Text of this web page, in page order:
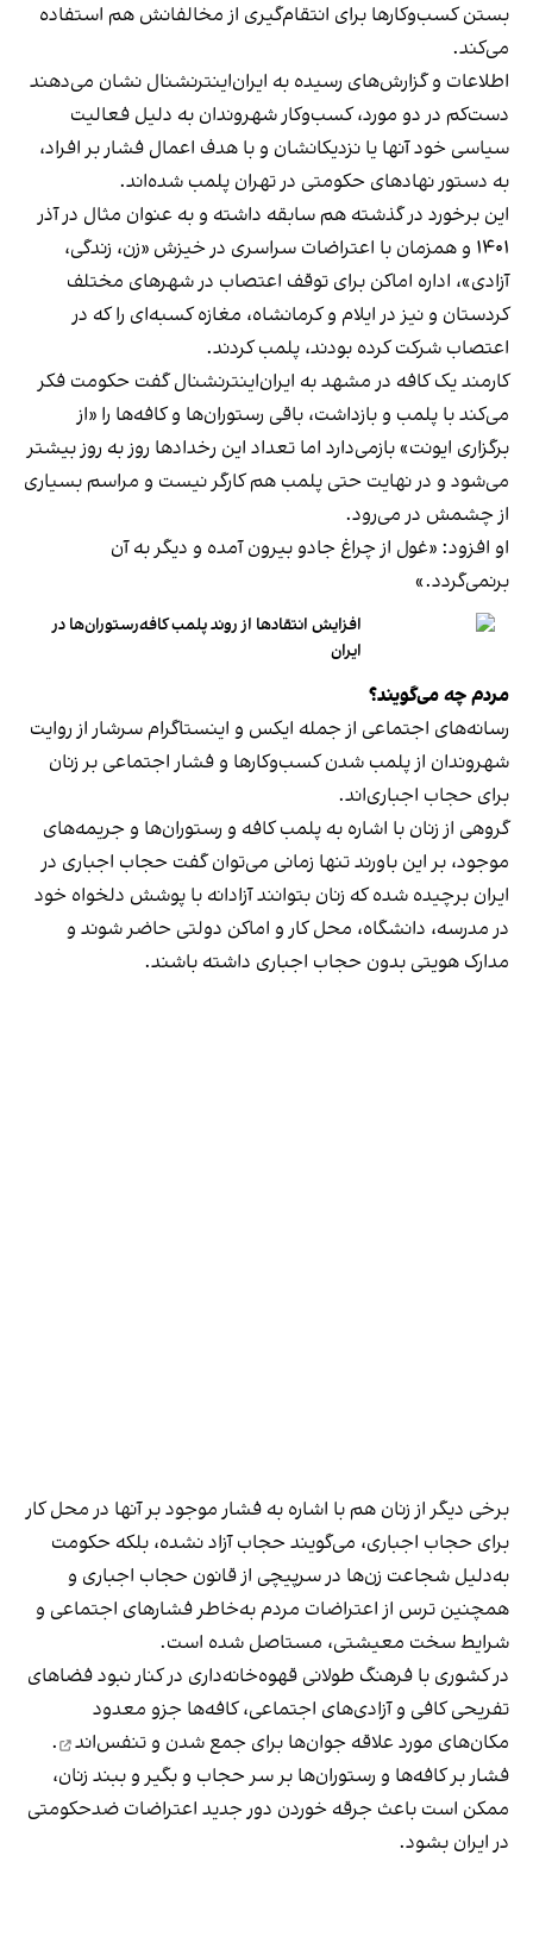
بستن کسب‌وکارها برای انتقام‌گیری از مخالفانش هم استفاده
می‌کند.
اطلاعات و گزارش‌های رسیده به ایران‌اینترنشنال نشان می‌دهند
دست‌کم در دو مورد، کسب‌وکار شهروندان به دلیل فعالیت
سیاسی خود آنها یا نزدیکانشان و با هدف اعمال فشار بر افراد،
به دستور نهادهای حکومتی در تهران پلمب شده‌اند.
این برخورد در گذشته هم سابقه داشته و به عنوان مثال در آذر
۱۴۰۱ و همزمان با اعتراضات سراسری در خیزش «زن، زندگی،
آزادی»، اداره اماکن برای توقف اعتصاب در شهرهای مختلف
کردستان و نیز در ایلام و کرمانشاه، مغازه کسبه‌ای را که در
اعتصاب شرکت کرده بودند، پلمب کردند.
کارمند یک کافه در مشهد به ایران‌اینترنشنال گفت حکومت فکر
می‌کند با پلمب و بازداشت، باقی رستوران‌ها و کافه‌ها را «از
برگزاری ایونت» بازمی‌دارد اما تعداد این رخدادها روز به روز بیشتر
می‌شود و در نهایت حتی پلمب هم کارگر نیست و مراسم بسیاری
از چشمش در می‌رود.
او افزود: «غول از چراغ جادو بیرون آمده و دیگر به آن
برنمی‎‌گردد.»
افزایش انتقادها از روند پلمب کافه‌رستوران‌ها در
ایران
مردم چه می‌گویند؟
رسانه‎‌های اجتماعی از جمله ایکس و اینستاگرام سرشار از روایت
شهروندان از پلمب شدن کسب‌وکارها و فشار اجتماعی بر زنان
برای حجاب اجباری‌اند.
گروهی از زنان با اشاره به پلمب کافه و رستوران‌ها و جریمه‌های
موجود، بر این باورند تنها زمانی می‌توان گفت حجاب اجباری در
ایران برچیده شده که زنان بتوانند آزادانه با پوشش دلخواه خود
در مدرسه، دانشگاه، محل کار و اماکن دولتی حاضر شوند و
مدارک هویتی بدون حجاب اجباری داشته باشند.
برخی دیگر از زنان هم با اشاره به فشار موجود بر آنها در محل کار
برای حجاب اجباری، می‌گویند حجاب آزاد نشده، بلکه حکومت
به‌دلیل شجاعت زن‌ها در سرپیچی از قانون حجاب اجباری و
همچنین ترس از اعتراضات مردم به‌خاطر فشارهای اجتماعی و
شرایط سخت معیشتی، مستاصل شده است.
در کشوری با فرهنگ طولانی قهوه‌‌خانه‌داری در کنار نبود فضاهای
تفریحی کافی و آزادی‌های اجتماعی، کافه‌ها جزو معدود
مکان‌های مورد علاقه جوان‌ها برای جمع شدن و تنفس‌اند
.
فشار بر کافه‌ها و رستوران‌ها بر سر حجاب و بگیر و ببند زنان،
ممکن است باعث جرقه خوردن دور جدید اعتراضات ضدحکومتی
در ایران بشود.